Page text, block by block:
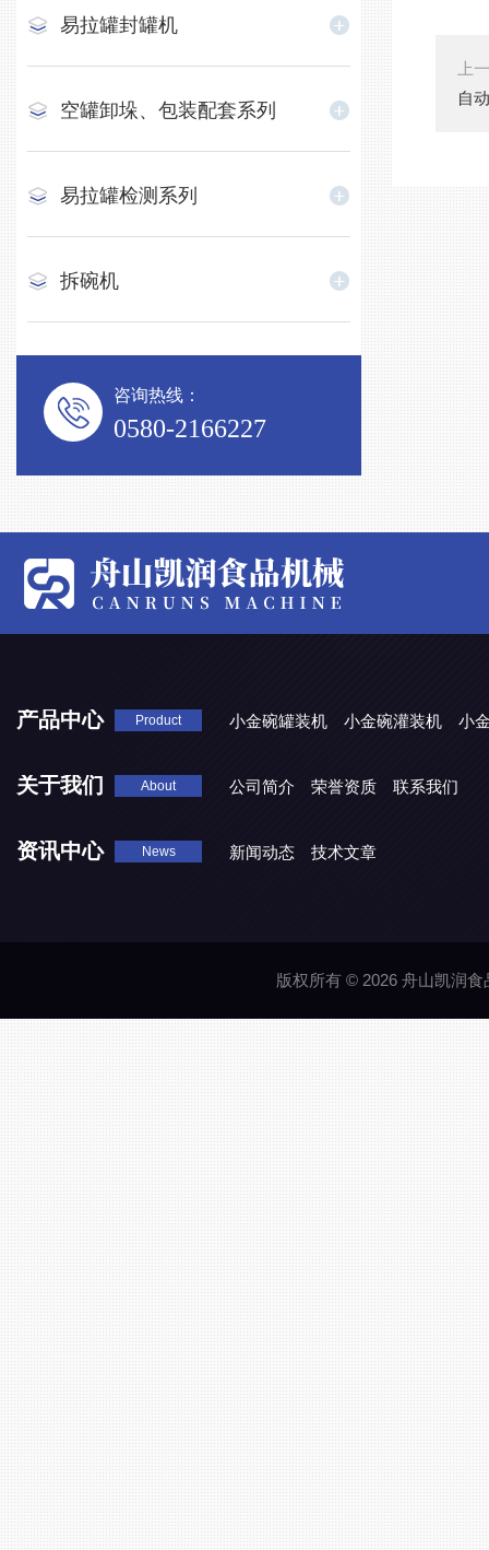
易拉罐封罐机
空罐卸垛、包装配套系列
易拉罐检测系列
拆碗机
咨询热线：
0580-2166227
上
自
产品中心 Product 小金碗罐装机 小金碗灌装机 小
关于我们 About 公司简介 荣誉资质 联系我们
资讯中心 News 新闻动态 技术文章
版权所有 © 2026 舟山凯润